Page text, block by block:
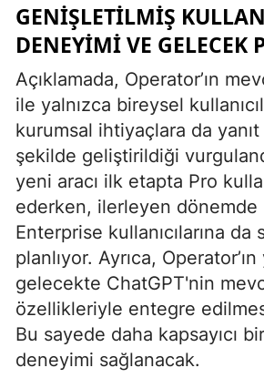
GENIŞLETILMIŞ
DENEYIMI VE GELECEK
Açıklamada, Operator’ın
ile yalnızca bireysel
kurumsal ihtiyaçlara da
şekilde geliştirildiği
yeni aracı ilk etapta Pro
ederken, ilerleyen dönemde
Enterprise kullanıcılarına da
planlıyor. Ayrıca,
gelecekte ChatGPT'nin
özellikleriyle entegre
Bu sayede daha kapsayıcı
deneyimi sağlanacak.